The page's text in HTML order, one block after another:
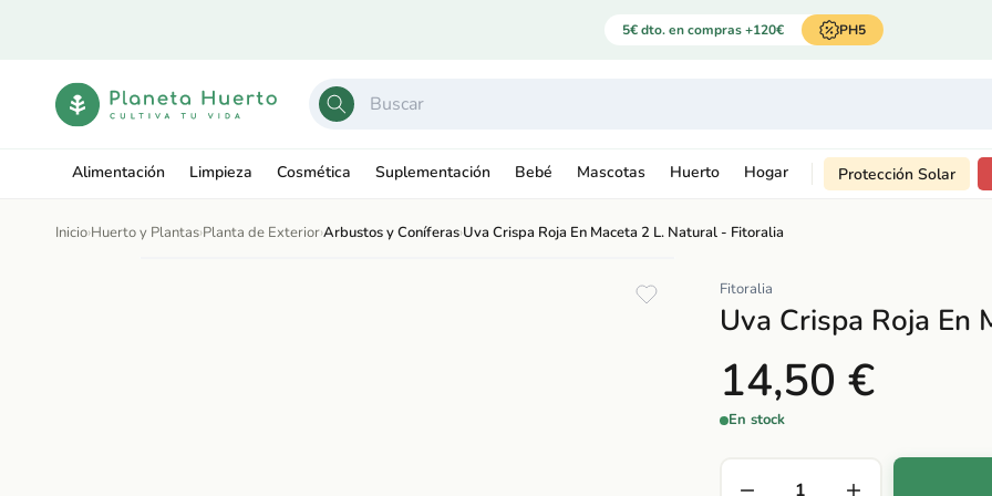
5€ dto. en compras +120€ PH5
Alimentación Limpieza Cosmética Suplementación Bebé Mascotas Huerto Hogar Protección Solar
Inicio›Huerto y Plantas›Planta de Exterior›Arbustos y Coníferas›Uva Crispa Roja En Maceta 2 L. Natural - Fitoralia
Ir
Fitoralia
Uva Crispa Roja En
14,50 €
En stock